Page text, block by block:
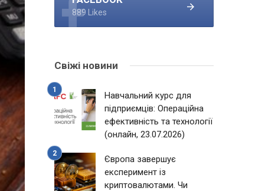
889 Likes
Свіжі новини
Навчальний курс для
підприємців: Операційна
ефективність та технології
(онлайн, 23.07.2026)
Європа завершує
експеримент із
криптовалютами. Чи